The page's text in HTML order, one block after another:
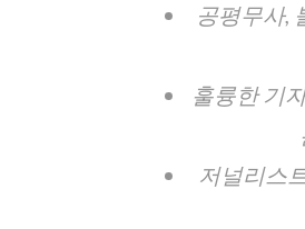
공평무사,
훌륭한 기
저널리스